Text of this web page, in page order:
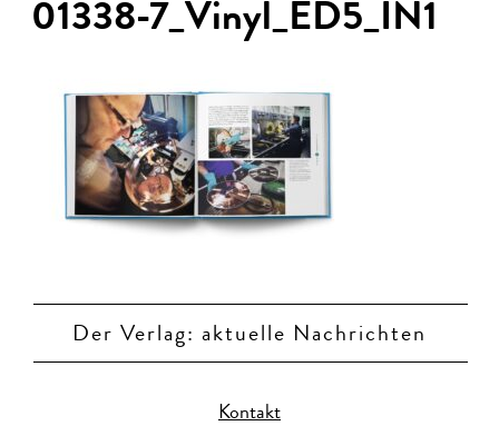
01338-7_Vinyl_ED5_IN1
Der Verlag: aktuelle Nachrichten
Kontakt